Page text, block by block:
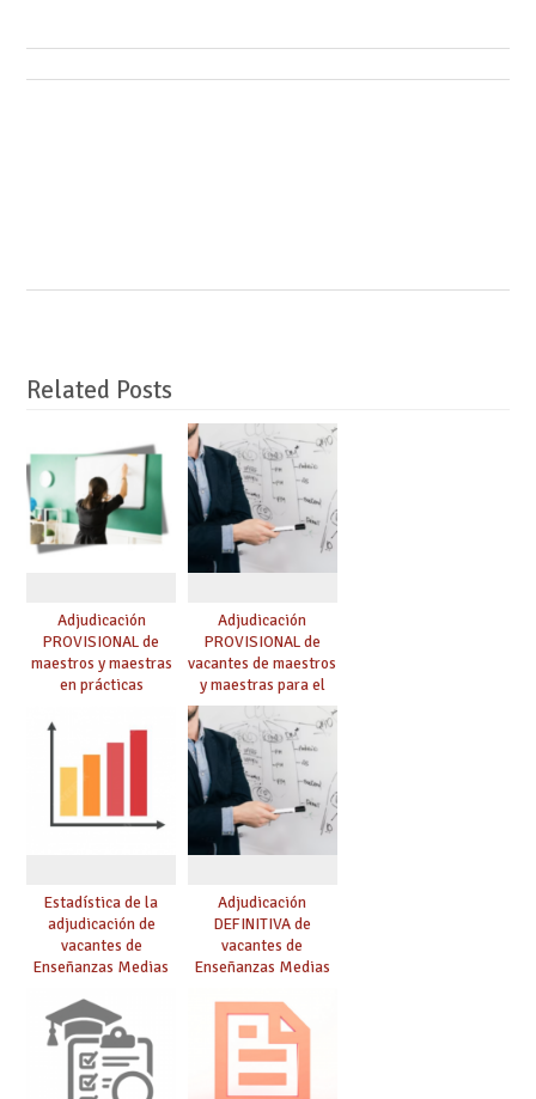
Related Posts
Adjudicación
PROVISIONAL de
maestros y maestras
en prácticas
Adjudicación
PROVISIONAL de
vacantes de maestros
y maestras para el
curso 26-27
Estadística de la
adjudicación de
vacantes de
Enseñanzas Medias
Adjudicación
DEFINITIVA de
vacantes de
Enseñanzas Medias